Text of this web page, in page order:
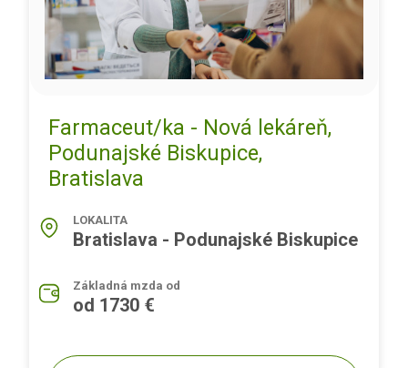
Farmaceut/ka - Nová lekáreň,
Podunajské Biskupice,
Bratislava
LOKALITA
Bratislava - Podunajské Biskupice
Základná mzda od
od 1730 €